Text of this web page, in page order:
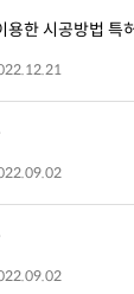
용한 시공방법 특